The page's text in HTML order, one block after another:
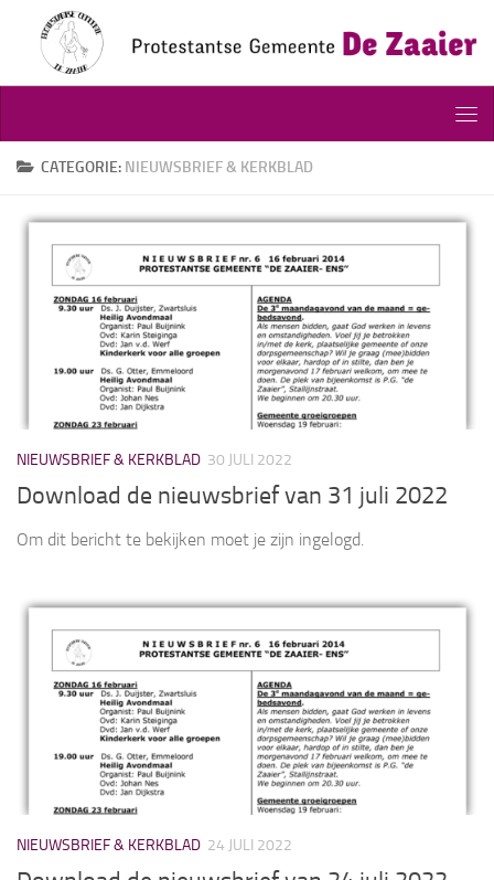
Doorgaan naar inhoud
CATEGORIE: NIEUWSBRIEF & KERKBLAD
NIEUWSBRIEF & KERKBLAD 30 JULI 2022
Download de nieuwsbrief van 31 juli 2022
Om dit bericht te bekijken moet je zijn ingelogd.
NIEUWSBRIEF & KERKBLAD 24 JULI 2022